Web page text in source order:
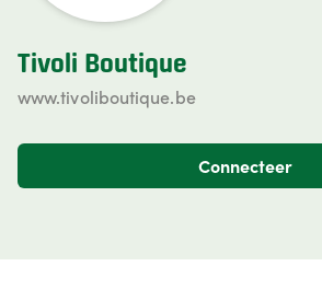
Tivoli Boutique
www.tivoliboutique.be
Connecteer